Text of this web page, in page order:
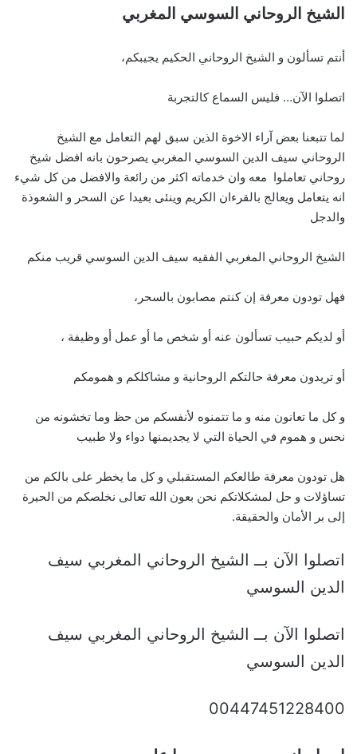
الشيخ الروحاني السوسي المغربي
أنتم تسألون و الشيخ الروحاني الحكيم يجيبكم،
اتصلوا الآن… فليس السماع كالتجربة
لما تتبعنا بعض آراء الاخوة الذين سبق لهم التعامل مع الشيخ
الروحاني سيف الدين السوسي المغربي يصرحون بانه افضل شيخ
روحاني تعاملوا معه وان خدماته اكثر من رائعة والافضل من كل شيء
انه يتعامل ويعالج بالقرءان الكريم وينئى بعيدا عن السحر و الشعوذة
والدجل
الشيخ الروحاني المغربي الفقيه سيف الدين السوسي قريب منكم
فهل تودون معرفة إن كنتم مصابون بالسحر،
أو لديكم حبيب تسألون عنه أو شخص ما أو عمل أو وظيفة ،
أو تريدون معرفة حالتكم الروحانية و مشاكلكم و همومكم
و كل ما تعانون منه و ما تتمنوه لأنفسكم من حظ وما تخشونه من
نحس و هموم في الحياة التي لا يجديمنها دواء ولا طبيب
هل تودون معرفة طالعكم المستقبلي و كل ما يخطر على بالكم من
تساؤلات و حل لمشكلاتكم نحن بعون الله تعالى نخلصكم من الحيرة
إلى بر الأمان والحقيقة.
اتصلوا الآن بــ الشيخ الروحاني المغربي سيف
الدين السوسي
اتصلوا الآن بــ الشيخ الروحاني المغربي سيف
الدين السوسي
00447451228400